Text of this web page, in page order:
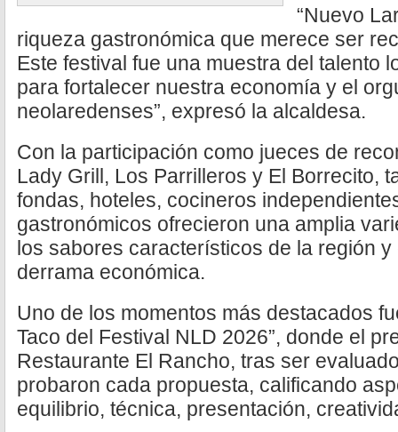
“Nuevo
riqueza gastronómica que merece ser
Este festival fue una muestra del talento
para fortalecer nuestra economía y el
neolaredenses”, expresó la alcaldesa.
Con la participación como jueces de
Lady Grill, Los Parrilleros y El Borrecito,
fondas, hoteles, cocineros
gastronómicos ofrecieron una amplia
los sabores característicos de la región
derrama económica.
Uno de los momentos más destacados
Taco del Festival NLD 2026”, donde el
Restaurante El Rancho, tras ser
probaron cada propuesta, calificando
equilibrio, técnica, presentación,